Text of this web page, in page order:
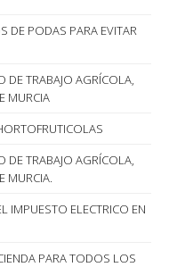
DE PODAS PARA EVITAR
DE TRABAJO AGRÍCOLA,
MURCIA
DE TRABAJO AGRÍCOLA,
MURCIA.
IMPUESTO ELECTRICO EN
PARA TODOS LOS